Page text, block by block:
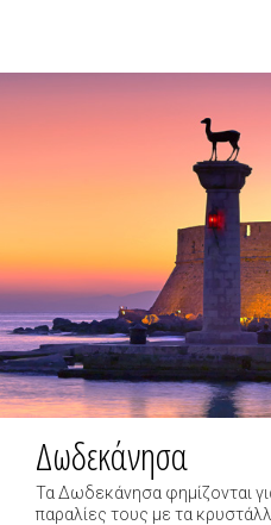
Δωδεκάνησα
Τα Δωδεκάνησα φημίζονται
παραλίες τους με τα